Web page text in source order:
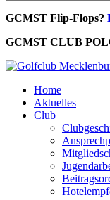
GCMST Flip-Flops?
GCMST CLUB
Home
Aktuelles
Club